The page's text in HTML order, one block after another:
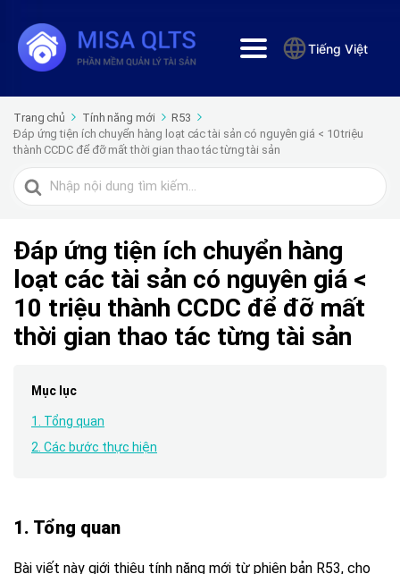
Tiếng Việt
Trang chủ Tính năng mới
R53
Đáp ứng tiện ích chuyển hàng loạt các tài sản có nguyên giá < 10 triệu
thành CCDC để đỡ mất thời gian thao tác từng tài sản
Tìm
kiếm
Đáp ứng tiện ích chuyển hàng
loạt các tài sản có nguyên giá <
10 triệu thành CCDC để đỡ mất
thời gian thao tác từng tài sản
Mục lục
1. Tổng quan
2. Các bước thực hiện
1. Tổng quan
Bài viết này giới thiệu tính năng mới từ phiên bản R53, cho